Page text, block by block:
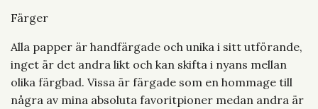
Färger
Alla papper är handfärgade och unika i sitt utförande,
inget är det andra likt och kan skifta i nyans mellan
olika färgbad. Vissa är färgade som en hommage till
några av mina absoluta favoritpioner medan andra är